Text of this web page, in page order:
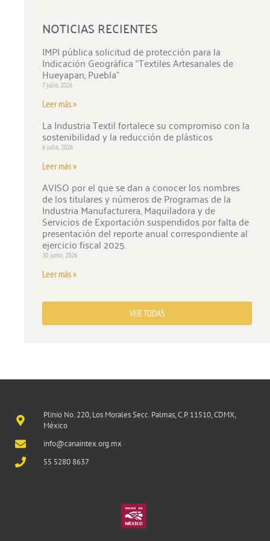
NOTICIAS RECIENTES
IMPI pública solicitud de protección para la
Indicación Geográfica “Textiles Artesanales de
Hueyapan, Puebla”
7 julio, 2026
Leer más »
La Industria Textil fortalece su compromiso con la
sostenibilidad y la reducción de plásticos
6 julio, 2026
Leer más »
AVISO por el que se dan a conocer los nombres
de los titulares y números de Programas de la
Industria Manufacturera, Maquiladora y de
Servicios de Exportación suspendidos por falta de
presentación del reporte anual correspondiente al
ejercicio fiscal 2025.
30 junio, 2026
Leer más »
VER TODAS
Plinio No. 220, Los Morales Secc. Palmas, C.P. 11510, CDMX,
México
info@canaintex.org.mx
55 5280 8637